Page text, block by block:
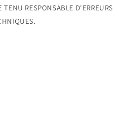
TENU RESPONSABLE D'ERREURS